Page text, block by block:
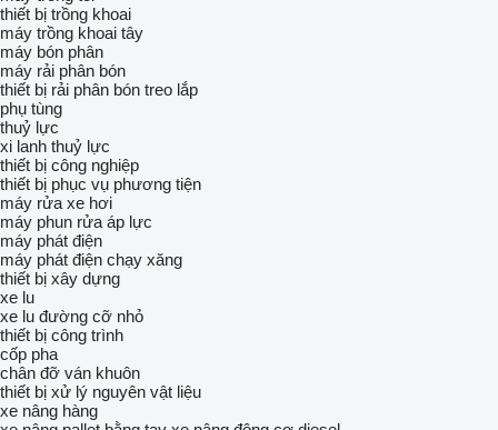
thiết bị trồng khoai
máy trồng khoai tây
máy bón phân
máy rải phân bón
thiết bị rải phân bón treo lắp
phụ tùng
thuỷ lực
xi lanh thuỷ lực
thiết bị công nghiệp
thiết bị phục vụ phương tiện
máy rửa xe hơi
máy phun rửa áp lực
máy phát điện
máy phát điện chạy xăng
thiết bị xây dựng
xe lu
xe lu đường cỡ nhỏ
thiết bị công trình
cốp pha
chân đỡ ván khuôn
thiết bị xử lý nguyên vật liệu
xe nâng hàng